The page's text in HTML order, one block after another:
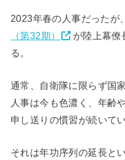
2023年春の人事だったが
（第32期）
が陸上幕僚
る。
通常、自衛隊に限らず国
人事は今も色濃く、年齢
申し送りの慣習が続いてい
それは年功序列の延長と